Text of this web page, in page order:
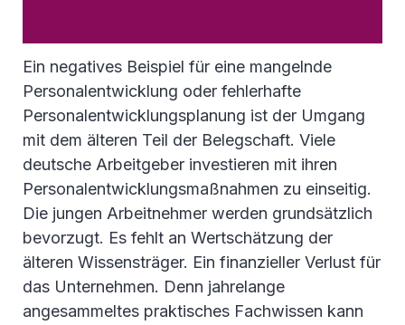
Ein negatives Beispiel für eine mangelnde
Personalentwicklung oder fehlerhafte
Personalentwicklungsplanung ist der Umgang
mit dem älteren Teil der Belegschaft. Viele
deutsche Arbeitgeber investieren mit ihren
Personalentwicklungsmaßnahmen zu einseitig.
Die jungen Arbeitnehmer werden grundsätzlich
bevorzugt. Es fehlt an Wertschätzung der
älteren Wissensträger. Ein finanzieller Verlust für
das Unternehmen. Denn jahrelange
angesammeltes praktisches Fachwissen kann